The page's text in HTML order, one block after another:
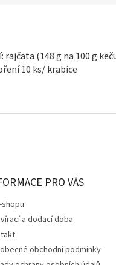
(148 g na 100 g
10 ks/ krabice
PRO VÁS
a dodací doba
obchodní podmínky